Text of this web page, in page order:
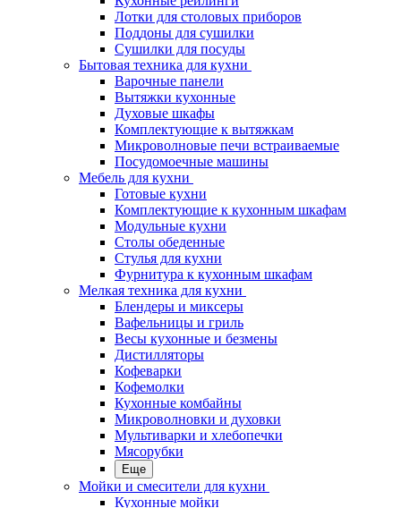
Лотки для столовых приборов
Поддоны для сушилки
Сушилки для посуды
Бытовая техника для кухни
Варочные панели
Вытяжки кухонные
Духовые шкафы
Комплектующие к вытяжкам
Микроволновые печи встраиваемые
Посудомоечные машины
Мебель для кухни
Готовые кухни
Комплектующие к кухонным шкафам
Модульные кухни
Столы обеденные
Стулья для кухни
Фурнитура к кухонным шкафам
Мелкая техника для кухни
Блендеры и миксеры
Вафельницы и гриль
Весы кухонные и безмены
Дистилляторы
Кофеварки
Кофемолки
Кухонные комбайны
Микроволновки и духовки
Мультиварки и хлебопечки
Мясорубки
Еще
Мойки и смесители для кухни
Кухонные мойки